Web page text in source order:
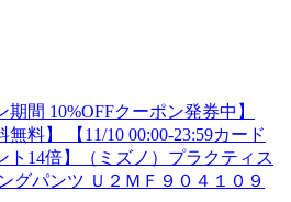
期間 10%OFFクーポン発券中】
料】 【11/10 00:00-23:59カード
ト14倍】（ミズノ）プラクティス
グパンツ Ｕ２ＭＦ９０４１０９